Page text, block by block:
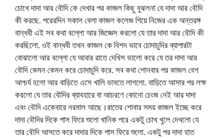
চোখে দাদা আর বৌদি কে দেখার পর কাজল কিছু বুঝলনা যে দাদা আর বৌদি
কী করছে. পরেরদিন সকাল বেলা কাজল কলেজ গিয়ে নিজের এক অন্তরঙ্গ
বান্ধবী এই সব কথা বল্লো আর জিজ্ঞেস করলো যে তার দাদা আর বৌদি কী
করছিলো. ওই বান্ধবী তখন কাজল কে বিশদ ভাবে চোদাচুদির ব্যাপারটা
বোঝালো আর বল্লো যে আবার রাতে দেখিস ভালো করে যে তর দাদা আর
বৌদি কেমন কেমন করে চোদাচুদি করে. সব কথা শোনবার পর কাজল বেশ
আশ্চর্য হলো আর বাড়িতে এসে খালি ভাবতে লাগলো. বাড়িতে আসার পর লক্ষ
করলো যে তার বৌদির ব্যাবহারে বা আচরণে কোনো চেংজ নেই আর দাদা
এবং বৌদি একেবারে নরমাল আছে।রাতের শোবার সময় কাজল ইচ্ছে করে
দাদা বৌদির দিকে পাস ফিরে শুলো খানিক পরে একটু চোখ খুলে দেখলো যে
তার বৌদি আসতে করে দাদার দিকে পাস ফিরে শুলো. একটু পর দাদা হাত